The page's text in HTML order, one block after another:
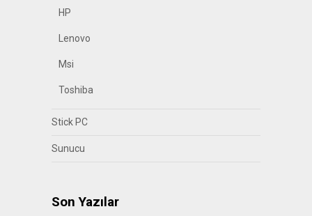
HP
Lenovo
Msi
Toshiba
Stick PC
Sunucu
Son Yazılar